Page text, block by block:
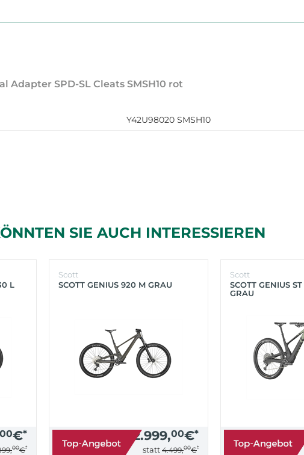
Adapter SPD-SL Cleats SMSH10 rot
Y42U98020 SMSH10
SIE AUCH INTERESSIEREN
L
00€*
00€*
Scott
SCOTT GENIUS 920 M GRAU
2.999,00€*
statt 4.499,00€*
Scott
SCOTT GENIUS
GRAU